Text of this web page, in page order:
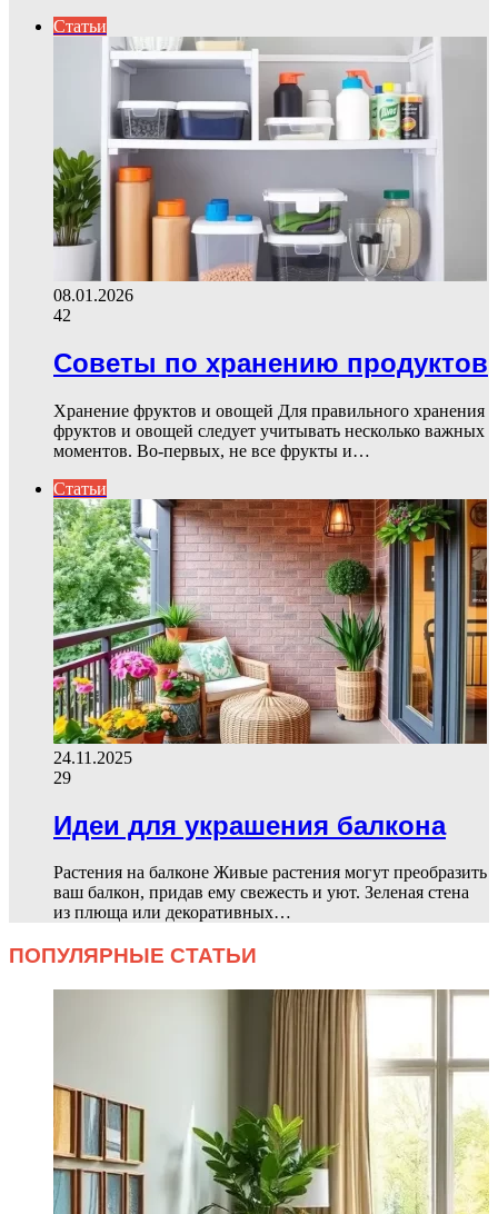
Статьи
08.01.2026
42
Советы по хранению продуктов
Хранение фруктов и овощей Для правильного хранения
фруктов и овощей следует учитывать несколько важных
моментов. Во-первых, не все фрукты и…
Статьи
24.11.2025
29
Идеи для украшения балкона
Растения на балконе Живые растения могут преобразить
ваш балкон, придав ему свежесть и уют. Зеленая стена
из плюща или декоративных…
ПОПУЛЯРНЫЕ СТАТЬИ